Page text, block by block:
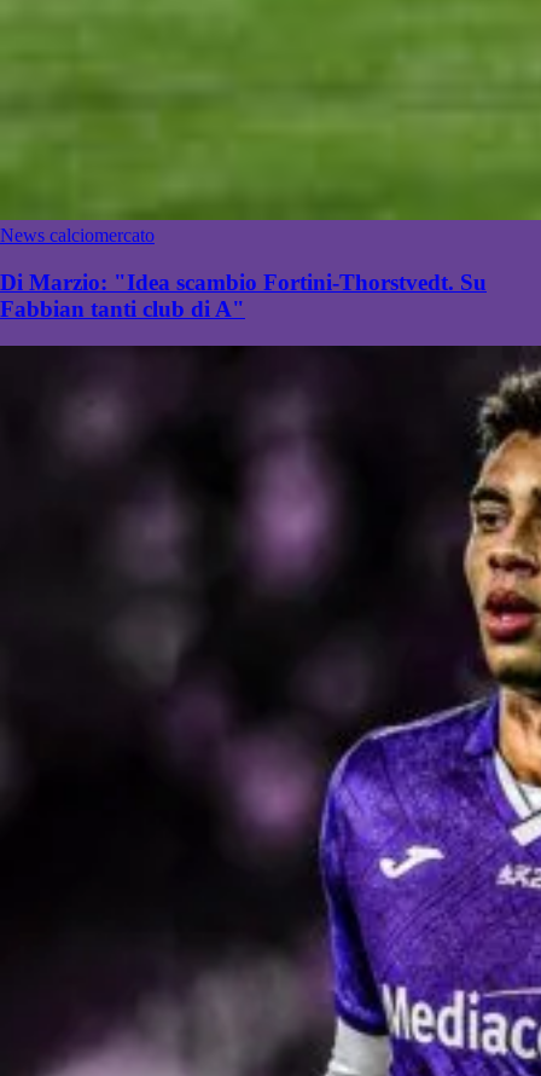
News calciomercato
Di Marzio: "Idea scambio Fortini-Thorstvedt. Su
Fabbian tanti club di A"